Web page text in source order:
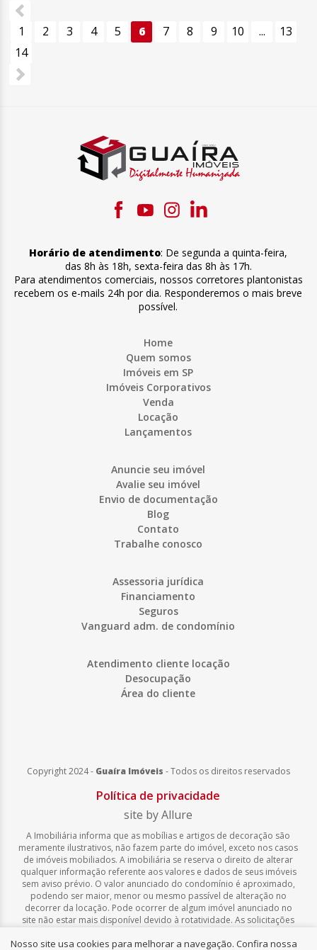
1 2 3 4 5 6 7 8 9 10 ...
13
14
Horário de atendimento: De segunda a quinta-feira,
das 8h às 18h, sexta-feira das 8h às 17h.
Para atendimentos comerciais, nossos corretores plantonistas
recebem os e-mails 24h por dia. Responderemos o mais breve
possível.
Home
Quem somos
Imóveis em SP
Imóveis Corporativos
Venda
Locação
Lançamentos
Anuncie seu imóvel
Avalie seu imóvel
Envio de documentação
Blog
Contato
Trabalhe conosco
Assessoria jurídica
Financiamento
Seguros
Vanguard adm. de condomínio
Atendimento cliente locação
Desocupação
Área do cliente
Copyright 2024 - Guaíra Imóveis -Todos os direitos reservados
Política de privacidade
site by Allure
A Imobiliária informa que as mobílias e artigos de decoração são
meramente ilustrativos, não fazem parte do imóvel, exceto nos casos
de imóveis mobiliados. A imobiliária se reserva o direito de alterar
qualquer informação referente aos valores e dados de seus imóveis
sem aviso prévio. O valor anunciado do condomínio é aproximado,
podendo ser maior, menor ou mesmo passível de alteração no
decorrer da locação. Pode ocorrer de algum imóvel anunciado no
site não estar mais disponível devido à rotatividade. As solicitações
de quaisquer imóveis.
Nosso site usa cookies para melhorar a navegação. Confira nossa